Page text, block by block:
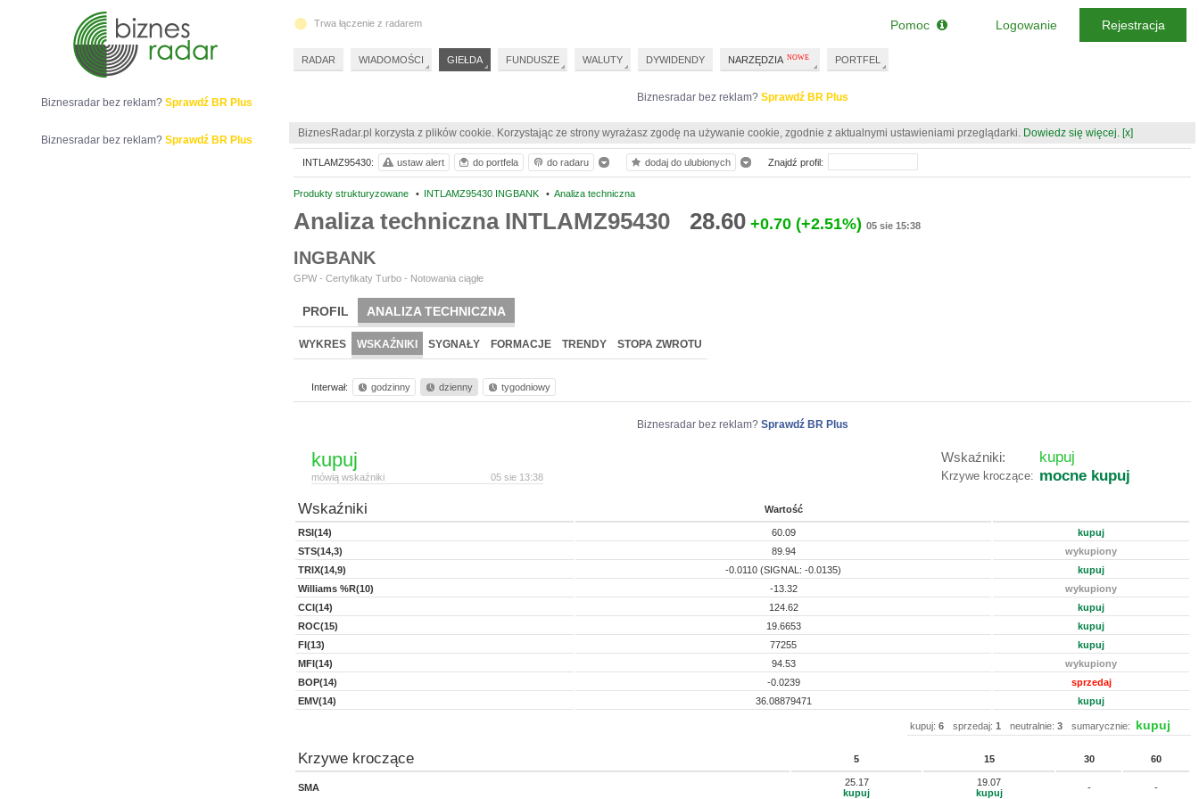
Biznesradar bez reklam? Sprawdź BR Plus
BiznesRadar.pl korzysta z plików cookie. Korzystając ze strony wyrażasz zgodę na używanie cookie, zgodnie z aktualnymi ustawieniami przeglądarki. Dowiedz się więcej. [x]
Produkty strukturyzowane • INTLAMZ95430 INGBANK • Analiza techniczna
Analiza techniczna INTLAMZ95430 28.60 +0.70 (+2.51%) 05 sie 15:38
INGBANK
GPW - Certyfikaty Turbo - Notowania ciągłe
PROFIL ANALIZA TECHNICZNA
WYKRES WSKAŹNIKI SYGNAŁY FORMACJE TRENDY STOPA ZWROTU
Interwał: godzinny dzienny tygodniowy
Biznesradar bez reklam? Sprawdź BR Plus
kupuj
05 sie 13:38
mówią wskaźniki
kupuj
Wskaźniki:
mocne kupuj
Krzywe kroczące:
Wskaźniki Wartość
RSI(14) 60.09
kupuj
STS(14,3)
89.94
wykupiony
TRIX(14,9)
-0.0110 (SIGNAL: -0.0135)
kupuj
Williams %R(10)
-13.32
wykupiony
CCI(14)
124.62
kupuj
ROC(15)
19.6653
kupuj
FI(13)
77255
kupuj
MFI(14)
94.53
wykupiony
BOP(14)
-0.0239
sprzedaj
EMV(14)
36.08879471 kupuj
kupuj: 6 sprzedaj: 1 neutralnie: 3 sumarycznie: kupuj
Krzywe kroczące 5 15 30 60
SMA
25.17
kupuj
19.07
kupuj
- -
INTLAMZ95430: ustaw alert do portfela do radaru dodaj do ulubionych Znajdź profil:
Biznesradar bez reklam? Sprawdź BR Plus
Biznesradar bez reklam? Sprawdź BR Plus
Trwa łączenie z radarem
RADAR WIADOMOŚCI GIEŁDA FUNDUSZE WALUTY DYWIDENDY NARZĘDZIA PORTFEL
Pomoc Logowanie Rejestracja